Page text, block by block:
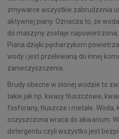
zmywarce wszystkie zabrudzenia
aktywnej piany. Oznacza to, że
do maszyny zostaje
Piana dzięki pęcherzykom
wody i jest przelewaną do innej
zanieczyszczenia.
Brudy obecne w słonej wodzie to
takie jak np. kwasy tłuszczowe,
fosforany, tłuszcze i metale. Woda,
oczyszczona wraca do akwarium.
detergentu czyli wszystko jest